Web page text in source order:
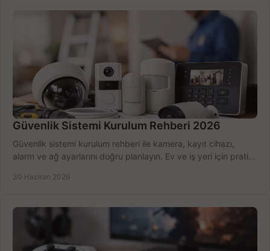
Güvenlik Sistemi Kurulum Rehberi 2026
Güvenlik sistemi kurulum rehberi ile kamera, kayıt cihazı,
alarm ve ağ ayarlarını doğru planlayın. Ev ve iş yeri için pratik
30 Haziran 2026